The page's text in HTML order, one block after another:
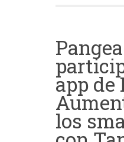
app de
los